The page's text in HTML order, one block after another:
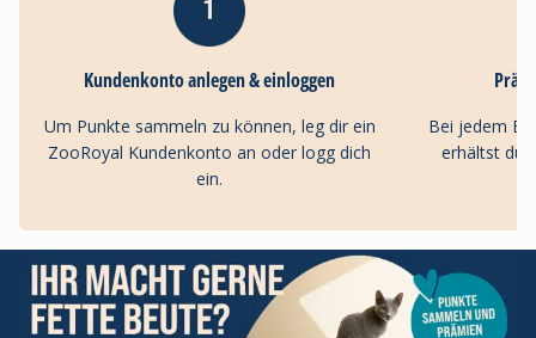
Kundenkonto anlegen & einloggen
Um Punkte sammeln zu können, leg dir ein
ZooRoyal Kundenkonto an oder logg dich
ein.
Bei jedem
erhältst du